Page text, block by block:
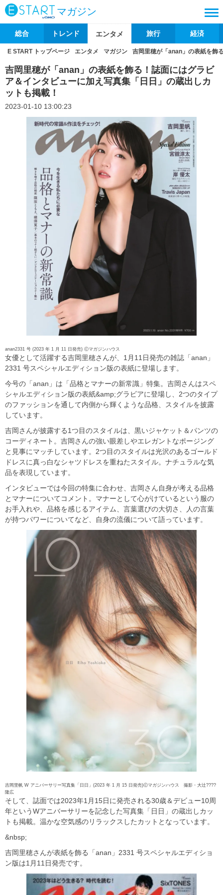
マガジン
総合 トレンド エンタメ 旅行 経済
E START トップページ エンタメ マガジン 吉岡里穂が「anan」の表紙を飾
吉岡里穂が「anan」の表紙を飾る！誌面にはグラビ
ア＆インタビューに加え写真集「日日」の蔵出しカ
ットも掲載！
2023-01-10 13:00:23
anan2331 号 (2023 年 1 月 11 日発売) Ⓒマガジンハウス
女優として活躍する吉岡里穂さんが、1月11日発売の雑誌「anan」
2331 号スペシャルエディション版の表紙に登場します。
今号の「anan」は「品格とマナーの新常識」特集。吉岡さんはスペ
シャルエディション版の表紙&amp;グラビアに登場し、2つのタイプ
のファッションを通して内側から輝くような品格、スタイルを披露
しています。
吉岡さんが披露する1つ目のスタイルは、黒いジャケット＆パンツの
コーディネート。吉岡さんの強い眼差しやエレガントなポージング
と見事にマッチしています。2つ目のスタイルは光沢のあるゴールド
ドレスに真っ白なシャツドレスを重ねたスタイル。ナチュラルな気
品を表現しています。
インタビューでは今回の特集に合わせ、吉岡さん自身が考える品格
とマナーについてコメント。マナーとして心がけているという服の
お手入れや、品格を感じるアイテム、言葉選びの大切さ、人の言葉
が持つパワーについてなど、自身の流儀について語っています。
吉岡里帆 W アニバーサリー写真集「日日」(2023 年 1 月 15 日発売)Ⓒマガジンハウス 撮影・大辻????
隆広
そして、誌面では2023年1月15日に発売される30歳＆デビュー10周
年というWアニバーサリーを記念した写真集「日日」の蔵出しカッ
トも掲載。温かな空気感のリラックスしたカットとなっています。
&nbsp;
吉岡里穂さんが表紙を飾る「anan」2331 号スペシャルエディショ
ン版は1月11日発売です。